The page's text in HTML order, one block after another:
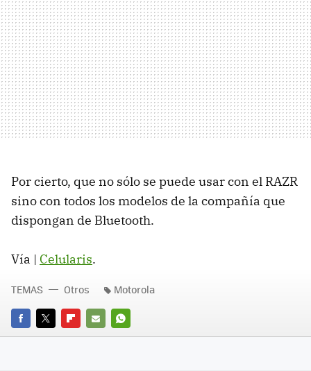
Por cierto, que no sólo se puede usar con el RAZR
sino con todos los modelos de la compañía que
dispongan de Bluetooth.
Vía | Celularis.
FACEBOOK
TWITTERFLIPBOARD
E-
WHATSAPP
TEMAS Otros Motorola